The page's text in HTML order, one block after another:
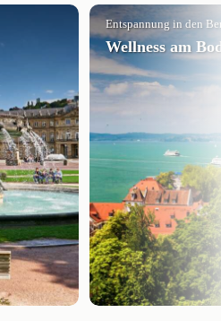
Entspannung in den
Wellness am